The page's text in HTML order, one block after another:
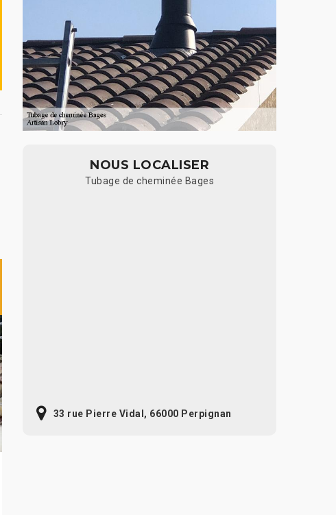
NOUS LOCALISER
Tubage de cheminée Bages
33 rue Pierre Vidal, 66000 Perpignan